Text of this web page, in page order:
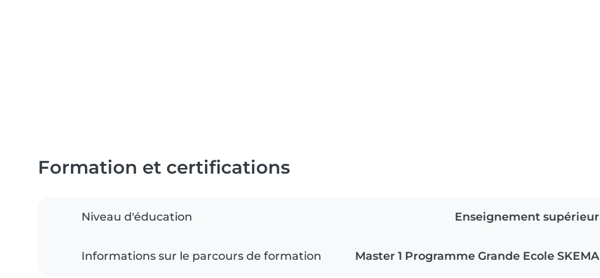
Formation et certifications
Niveau d'éducation Enseignement supérieur
Informations sur le parcours de formation Master 1 Programme Grande Ecole SKEMA